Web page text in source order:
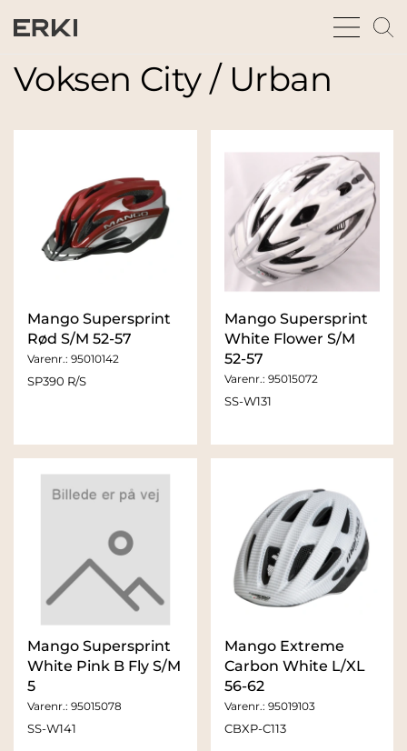
bars
Voksen City / Urban
Mango Supersprint
Rød S/M 52-57
Varenr.: 95010142
SP390 R/S
Mango Supersprint
White Flower S/M
52-57
Varenr.: 95015072
SS-W131
Mango Supersprint
White Pink B Fly S/M
5
Varenr.: 95015078
SS-W141
Mango Extreme
Carbon White L/XL
56-62
Varenr.: 95019103
CBXP-C113